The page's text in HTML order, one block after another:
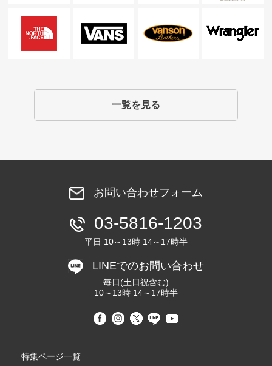
一覧を見る
お問い合わせフォーム
03-5816-1203
平日 10～13時 14～17時半
LINEでのお問い合わせ
毎日(土日祝含む)
10～13時 14～17時半
特集ページ一覧